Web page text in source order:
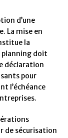
d’une
La mise en
la
planning doit
déclaration
pour
l’échéance
de sécurisation